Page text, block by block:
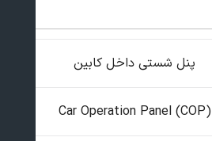
پنل شستی داخل کابین
Car Operation Panel (COP)